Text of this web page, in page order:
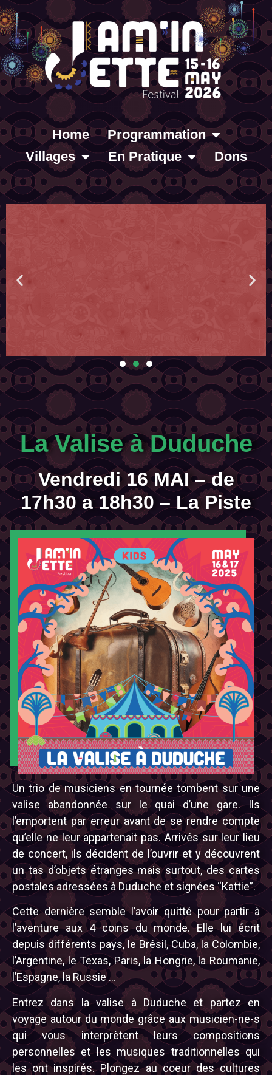
Home
Programmation
Villages
En Pratique Dons
Le festival a toujours besoin de vous !
La Gratuité a un prix. Aide-nous à faire que cette édition ne soit pas
la dernière...
En savoir plus
La Valise à Duduche
Vendredi 16 MAI – de
17h30 a 18h30 – La Piste
Un trio de musiciens en tournée tombent sur une
valise abandonnée sur le quai d’une gare. Ils
l’emportent par erreur avant de se rendre compte
qu’elle ne leur appartenait pas. Arrivés sur leur lieu
de concert, ils décident de l’ouvrir et y découvrent
un tas d’objets étranges mais surtout, des cartes
postales adressées à Duduche et signées “Kattie”.
Cette dernière semble l’avoir quitté pour partir à
l’aventure aux 4 coins du monde. Elle lui écrit
depuis différents pays, le Brésil, Cuba, la Colombie,
l’Argentine, le Texas, Paris, la Hongrie, la Roumanie,
l’Espagne, la Russie …
Entrez dans la valise à Duduche et partez en
voyage autour du monde grâce aux musicien-ne-s
qui vous interprètent leurs compositions
personnelles et les musiques traditionnelles qui
les ont inspirés. Plongez au coeur des cultures